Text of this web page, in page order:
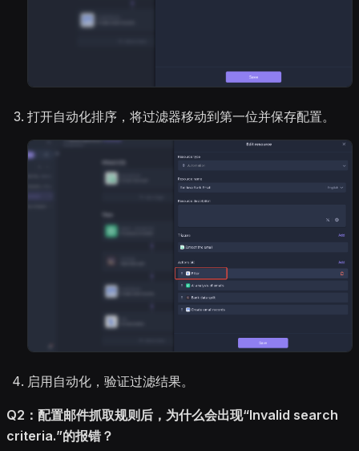
打开自动化排序，将过滤器移动到第一位并保存配置。
启用自动化，验证过滤结果。
Q2：配置邮件抓取规则后，为什么会出现“Invalid search
criteria.”的报错？